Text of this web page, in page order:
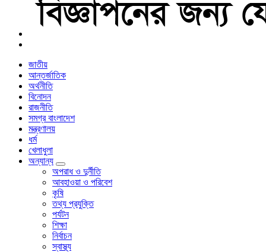
জাতীয়
আন্তর্জাতিক
অর্থনীতি
বিনোদন
রাজনীতি
সমগ্র বাংলাদেশ
মন্ত্রণালয়
ধর্ম
খেলাধুলা
অন্যান্য
অপরাধ ও দুর্নীতি
আবহাওয়া ও পরিবেশ
কৃষি
তথ্য প্রযুক্তি
পর্যটন
শিক্ষা
নির্বাচন
স্বাস্থ্য